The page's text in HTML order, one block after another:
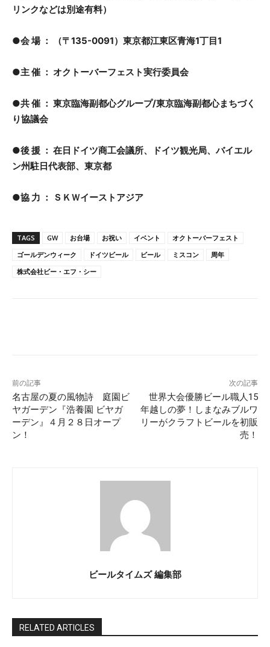
リンクなどは別途有料）
●会 場 ： （〒135-0091）東京都江東区青海1丁目1
●主 催 ： オクトーバーフェスト実行委員会
●共 催 ： 東京臨海副都心グループ/東京臨海副都心まちづく
り協議会
●後 援 ： 在日ドイツ商工会議所、ドイツ観光局、バイエル
ン州駐日代表部、東京都
●協 力 ： ＳＫＷイーストアジア
TAGS GW お台場 お祝い イベント
オクトーバーフェスト
ゴールデンウィーク
ドイツビール ビール ミスコン
周年
株式会社ビー・エフ・シー
前の記事
名古屋の夏の風物詩 庭園ビ
ヤガーデン『浩養園 ビヤガ
ーデン』４月２８日オープ
ン！
次の記事
世界大会優勝ビール職人15
年越しの夢！しまなみブルワ
リーがクラフトビールを初販
売！
ビールタイムズ 編集部
RELATED ARTICLES